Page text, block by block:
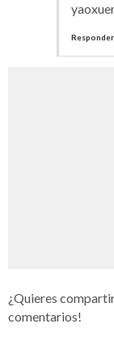
Responder
¿Quieres
comentarios!